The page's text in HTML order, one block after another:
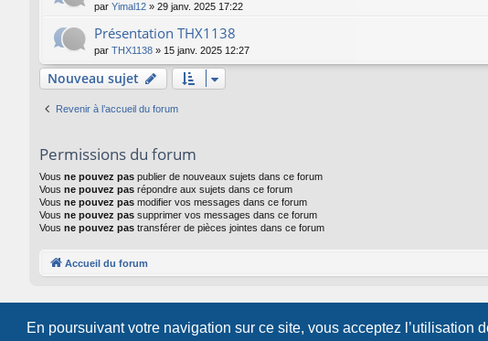
En poursuivant votre navigation sur ce site, vous acceptez
par Yimal12 » 29 janv. 2025 17:22
Présentation THX1138
par THX1138 » 15 janv. 2025 12:27
Nouveau sujet
Revenir à l’accueil du forum
Permissions du forum
Vous ne pouvez pas publier de nouveaux sujets dans ce forum
Vous ne pouvez pas répondre aux sujets dans ce forum
Vous ne pouvez pas modifier vos messages dans ce forum
Vous ne pouvez pas supprimer vos messages dans ce forum
Vous ne pouvez pas transférer de pièces jointes dans ce forum
Accueil du forum